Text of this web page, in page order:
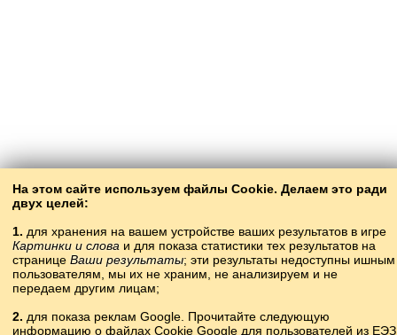
На этом сайте используем файлы Cookie. Делаем это ради
двух целей:
1. для хранения на вашем устройстве ваших результатов в игре
Картинки и слова и для показа статистики тех результатов на
странице Ваши результаты; эти результаты недоступны ишным
пользователям, мы их не храним, не анализируем и не
передаем другим лицам;
2. для показа реклам Google. Прочитайте следующую
информацию о файлах Cookie Google для пользователей из ЕЭЗ